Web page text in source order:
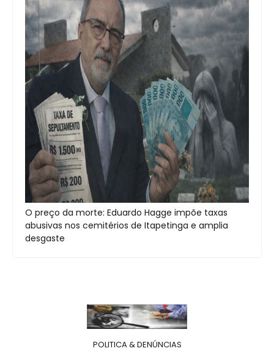
O preço da morte: Eduardo Hagge impõe taxas
abusivas nos cemitérios de Itapetinga e amplia
desgaste
POLITICA & DENÚNCIAS